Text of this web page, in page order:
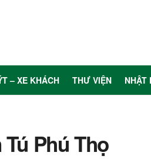
– XE KHÁCH THƯ VIỆN NHẬT
Phú Thọ